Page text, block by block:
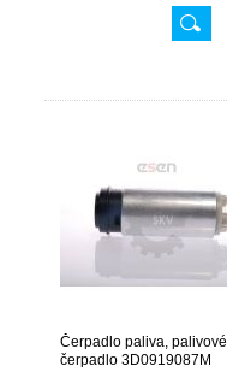
Čerpadlo paliva, palivové
čerpadlo 3D0919087M